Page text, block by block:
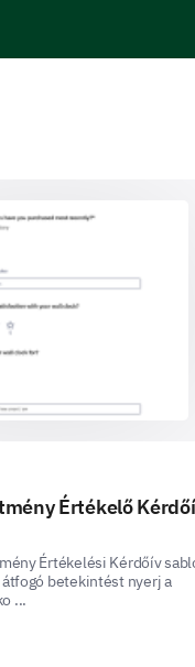
Értékelő
Értékelési Kérdőív
betekintést nyerj a
...